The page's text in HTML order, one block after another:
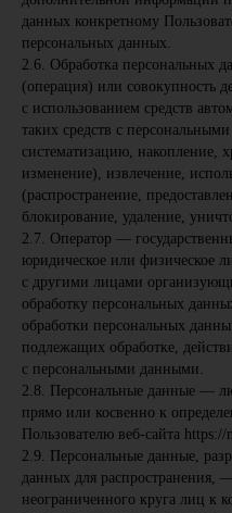
данных конкретному
персональных данных.
2.6. Обработка персональных
(операция) или совокупность
с использованием средств
таких средств с
систематизацию, накопление,
изменение), извлечение,
(распространение,
блокирование, удаление,
2.7. Оператор —
юридическое или физическое
с другими лицами
обработку персональных
обработки персональных
подлежащих обработке,
с персональными данными.
2.8. Персональные данные —
прямо или косвенно к
Пользователю веб-сайта https://
2.9. Персональные данные,
данных для распространения,
неограниченного круга лиц к